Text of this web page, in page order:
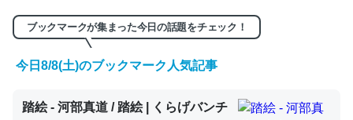
くらい。小説でいう「ずっと前の伏線」は回収されないけ
ブックマークが集まった今日の話題をチェック！
今日8/8(土)のブックマーク人気記事
踏絵 - 河部真道 / 踏絵 | くらげバンチ